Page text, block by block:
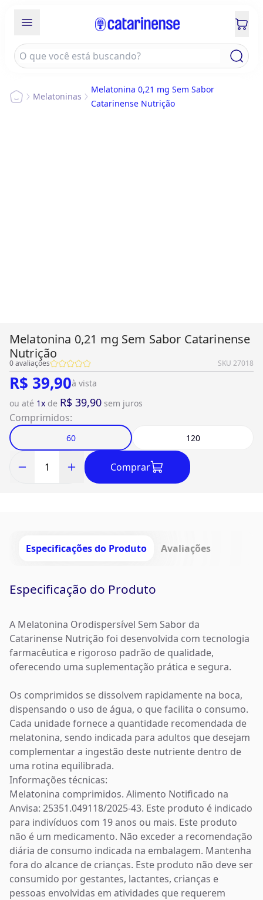
Melatoninas
Melatonina 0,21 mg Sem Sabor
Catarinense Nutrição
Melatonina 0,21 mg Sem Sabor Catarinense
Nutrição
0avaliações SKU 27018
R$ 39,90à vista
ou até 1x de R$ 39,90 sem juros
Comprimidos:
60 120
Comprar
Especificações do Produto Avaliações
Especificação do Produto
A Melatonina Orodispersível Sem Sabor da
Catarinense Nutrição foi desenvolvida com tecnologia
farmacêutica e rigoroso padrão de qualidade,
oferecendo uma suplementação prática e segura.
Os comprimidos se dissolvem rapidamente na boca,
dispensando o uso de água, o que facilita o consumo.
Cada unidade fornece a quantidade recomendada de
melatonina, sendo indicada para adultos que desejam
complementar a ingestão deste nutriente dentro de
uma rotina equilibrada.
Informações técnicas:
Melatonina comprimidos. Alimento Notificado na
Anvisa: 25351.049118/2025-43. Este produto é indicado
para indivíduos com 19 anos ou mais. Este produto
não é um medicamento. Não exceder a recomendação
diária de consumo indicada na embalagem. Mantenha
fora do alcance de crianças. Este produto não deve ser
consumido por gestantes, lactantes, crianças e
pessoas envolvidas em atividades que requerem